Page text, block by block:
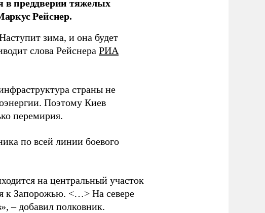
в преддверии тяжелых
Рейснер.
зима, и она будет
слова Рейснера РИА
страны не
Поэтому Киев
перемирия.
по всей линии боевого
на центральный участок
к Запорожью. <…> На севере
– добавил полковник.